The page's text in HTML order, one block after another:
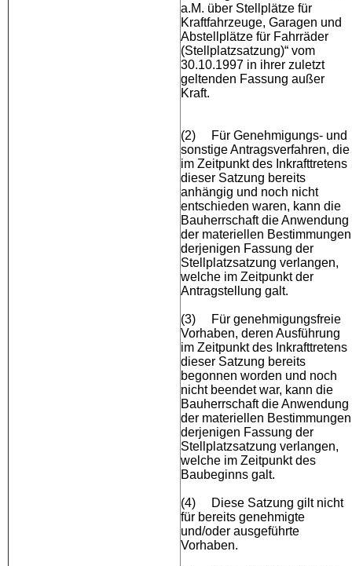
a.M. über Stellplätze für
Kraftfahrzeuge, Garagen und
Abstellplätze für Fahrräder
(Stellplatzsatzung)“ vom
30.10.1997 in ihrer zuletzt
geltenden Fassung außer
Kraft.
(2)
Für Genehmigungs- und
sonstige Antragsverfahren, die
im Zeitpunkt des Inkrafttretens
dieser Satzung bereits
anhängig und noch nicht
entschieden waren, kann die
Bauherrschaft die Anwendung
der materiellen Bestimmungen
derjenigen Fassung der
Stellplatzsatzung verlangen,
welche im Zeitpunkt der
Antragstellung galt.
(3)
Für genehmigungsfreie
Vorhaben, deren Ausführung
im Zeitpunkt des Inkrafttretens
dieser Satzung bereits
begonnen worden und noch
nicht beendet war, kann die
Bauherrschaft die Anwendung
der materiellen Bestimmungen
derjenigen Fassung der
Stellplatzsatzung verlangen,
welche im Zeitpunkt des
Baubeginns galt.
(4)
Diese Satzung gilt nicht
für bereits genehmigte
und/oder ausgeführte
Vorhaben.